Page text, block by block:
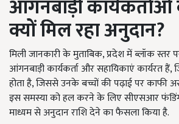
आंगनबाड़ी
क्यों मिल रहा अनुदान?
मिली जानकारी के मुताबिक, प्रदेश में ब्लॉक स्तर
आंगनबाड़ी कार्यकर्ता और सहायिकाएं कार्यरत
होता है, जिससे उनके बच्चों की पढ़ाई पर काफी
इस समस्या को हल करने के लिए सीएसआर
माध्यम से अनुदान राशि देने का फैसला किया है.